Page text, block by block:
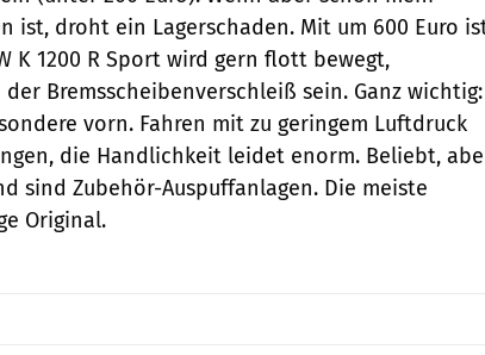
ist, droht ein Lagerschaden. Mit um 600 Euro
K 1200 R Sport wird gern flott bewegt,
Bremsscheibenverschleiß sein. Ganz wichtig:
vorn. Fahren mit zu geringem Luftdruck
die Handlichkeit leidet enorm. Beliebt,
sind Zubehör-Auspuffanlagen. Die meiste
Original.